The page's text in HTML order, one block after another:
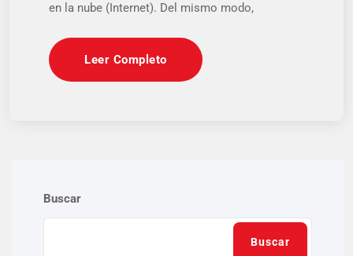
en la nube (Internet). Del mismo modo,
Leer Completo
Buscar
Buscar